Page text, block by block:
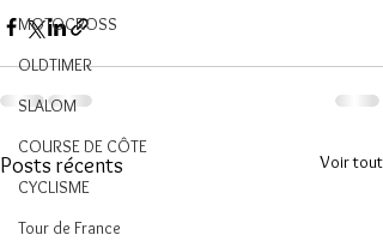
MOTOCROSS
OLDTIMER
SLALOM
COURSE DE CÔTE
CYCLISME
Tour de France
Posts récents Voir tout